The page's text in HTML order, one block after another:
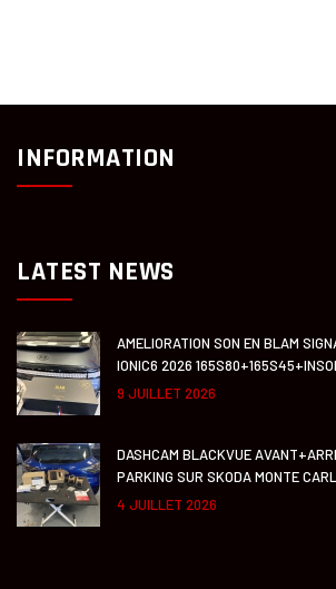
INFORMATION
LATEST NEWS
AMELIORATION SON EN BLAM
IONIC6 2026
9 JUILLET 2026
DASHCAM BLACKVUE
PARKING SUR SKODA MONTE
4 JUILLET 2026